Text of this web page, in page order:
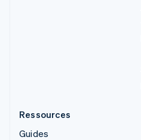
Ressources
Guides